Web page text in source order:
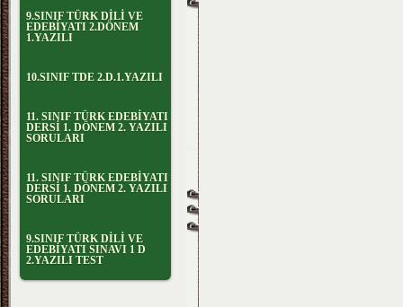
9.SINIF TÜRK DİLİ VE
EDEBİYATI 2.DÖNEM
1.YAZILI
10.SINIF TDE 2.D.1.YAZILI
11. SINIF TÜRK EDEBİYATI
DERSİ 1. DÖNEM 2. YAZILI
SORULARI
11. SINIF TÜRK EDEBİYATI
DERSİ 1. DÖNEM 2. YAZILI
SORULARI
9.SINIF TÜRK DİLİ VE
EDEBİYATI SINAVI 1 D
2.YAZILI TEST